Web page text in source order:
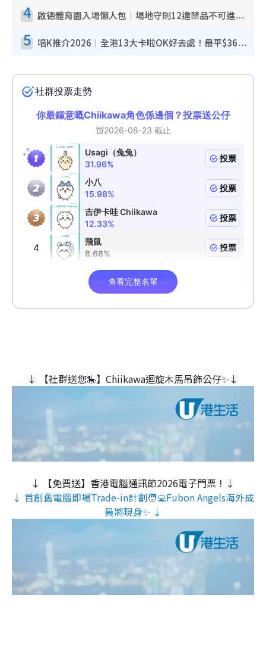
4 啟德體育園入場懶人包︱場地守則12違禁品不可進場准帶細水樽但全場禁樽蓋！應援牌有限制！
5 唱K推介2026︱全港13大卡啦OK好去處！最平$36起 日文K都有！(附地址+收費詳情)
↓ 【社群送您🎠】Chiikawa迴旋木⾺吊飾公仔✨↓
↓ 【免費送】香港電腦通訊節2026電子門票！↓
↓ 首創舊電腦即場Trade-in計劃🧑‍💻Fubon Angels海外成
員將現身✨ ↓